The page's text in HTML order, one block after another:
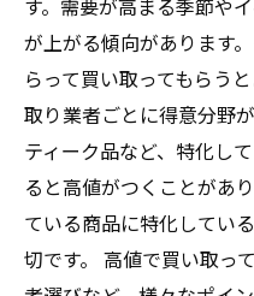
す。需要が高まる季節や
が上がる傾向があります
らって買い取ってもらう
取り業者ごとに得意分野
ティーク品など、特化し
ると高値がつくことがあ
ている商品に特化してい
切です。 高値で買い取っ